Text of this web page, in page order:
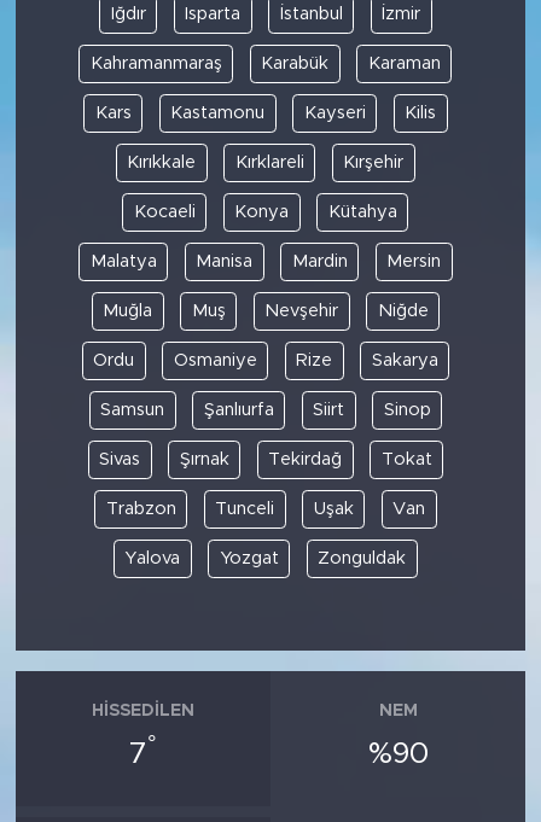
Iğdır Isparta İstanbul İzmir
Kahramanmaraş Karabük Karaman
Kars Kastamonu Kayseri Kilis
Kırıkkale Kırklareli Kırşehir
Kocaeli Konya Kütahya
Malatya Manisa Mardin Mersin
Muğla Muş Nevşehir Niğde
Ordu Osmaniye Rize Sakarya
Samsun Şanlıurfa Siirt Sinop
Sivas Şırnak Tekirdağ Tokat
Trabzon Tunceli Uşak Van
Yalova Yozgat Zonguldak
HISSEDILEN
7°
NEM
%90